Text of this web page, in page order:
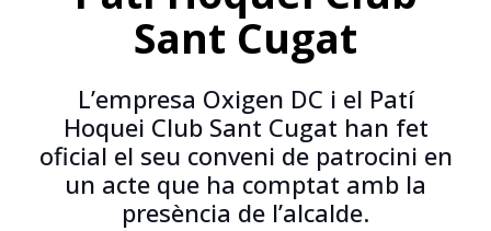
Sant Cugat
L’empresa Oxigen DC i el Patí
Hoquei Club Sant Cugat han fet
oficial el seu conveni de patrocini en
un acte que ha comptat amb la
presència de l’alcalde.